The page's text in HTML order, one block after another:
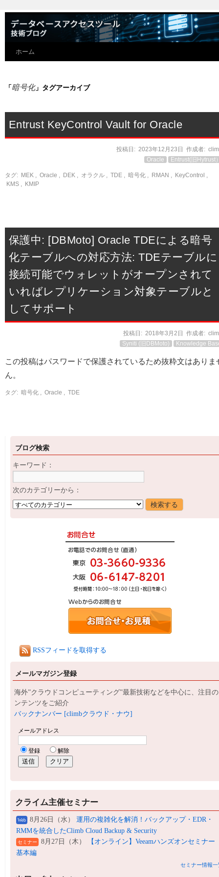
ホーム
「暗号化」タグアーカイブ
Entrust KeyControl Vault for Oracle
投稿日: 2023年12月23日 作成者:
Oracle
Entrust(旧Hytrust
タグ: MEK , Oracle , DEK , オラクル , TDE , 暗号化 , RMAN , KeyControl ,
KMS , KMIP
保護中: [DBMoto] Oracle TDEによる暗号
化テーブルへの対応方法: TDEテーブルに
接続可能でウォレットがオープンされて
いればレプリケーション対象テーブルと
してサポート
投稿日: 2018年3月2日 作成者:
Syniti (旧DBMoto)
Knowledge
この投稿はパスワードで保護されているため抜粋文はありま
ん。
タグ: 暗号化 , Oracle , TDE
ブログ検索
キーワード：
次のカテゴリーから：
RSSフィードを取得する
メールマガジン登録
海外”クラウドコンピューティング”最新技術などを中心に、注目
ンテンツをご紹介
バックナンバー [climbクラウド・ナウ]
クライム主催セミナー
Web 8月26日（水） 運用の複雑化を解消！バックアップ・EDR・
RMMを統合したClimb Cloud Backup & Security
セミナー 8月27日（木）
【オンライン】Veeamハンズオンセミナー
基本編
セミナー情報一